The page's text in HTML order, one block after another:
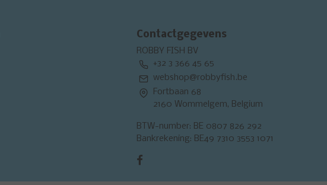
Contactgegevens
ROBBY FISH BV
+32 3 366 45 65
webshop@robbyfish.be
Fortbaan 68
2160 Wommelgem, Belgium
BTW-number: BE 0807 826 292
Bankrekening: BE49 7310 3553 1071